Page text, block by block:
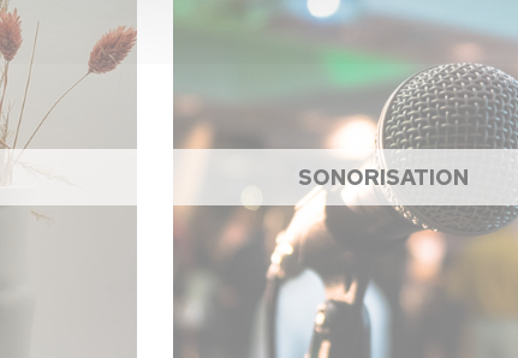
SONORISATION